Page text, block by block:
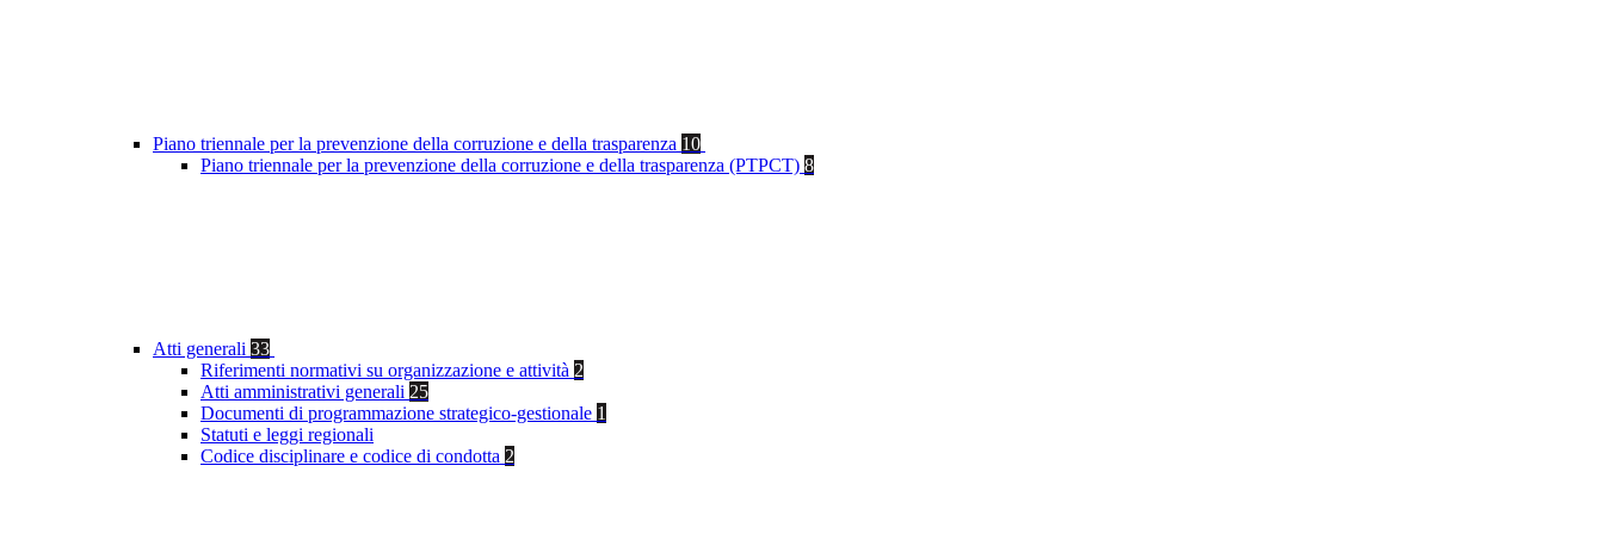
Piano triennale per la prevenzione della corruzione e della trasparenza 10
Piano triennale per la prevenzione della corruzione e della trasparenza (PTPCT) 8
Atti generali 33
Riferimenti normativi su organizzazione e attività 2
Atti amministrativi generali 25
Documenti di programmazione strategico-gestionale 1
Statuti e leggi regionali
Codice disciplinare e codice di condotta 2